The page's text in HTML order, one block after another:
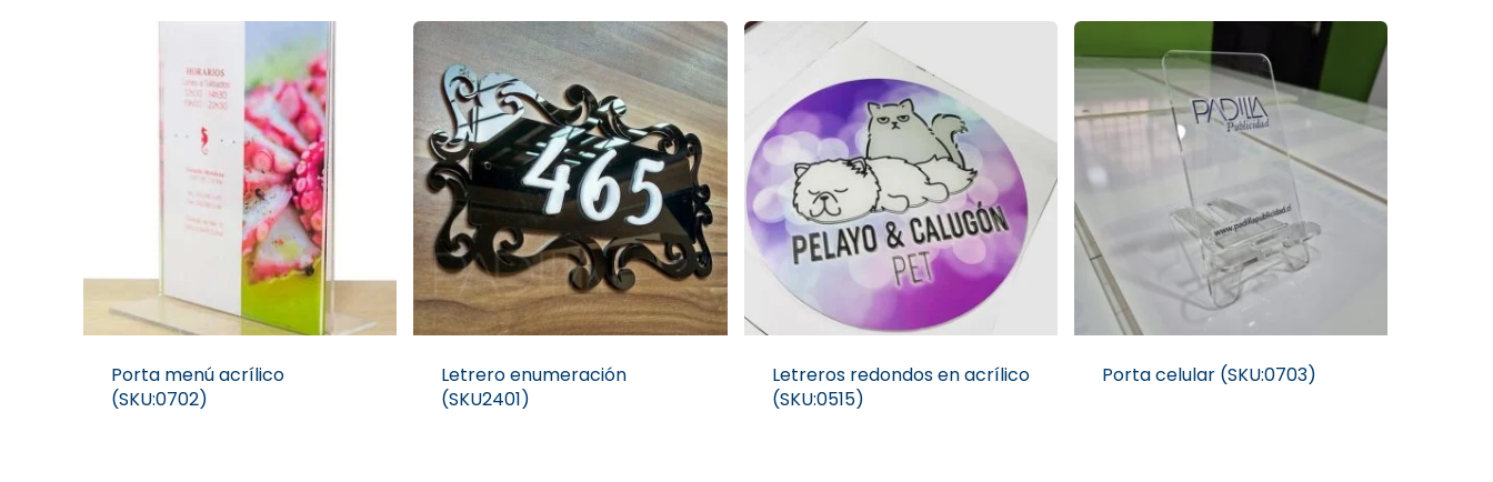
Porta menú acrílico
(SKU:0702)
Letrero enumeración
(SKU2401)
Letreros redondos en acrílico
(SKU:0515)
Porta celular (SKU:0703)